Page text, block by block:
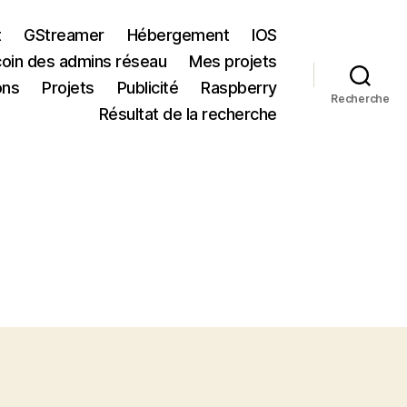
GStreamer Hébergement
IOS
des admins réseau
Mes projets
Projets Publicité
Raspberry
Résultat de la recherche
Recherche